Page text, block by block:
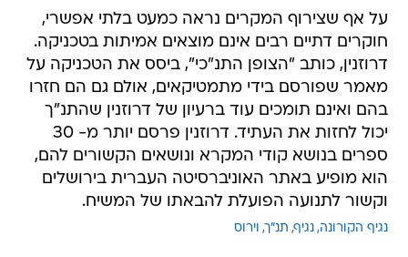
על אף שצירוף המקרים נראה כמעט בלתי אפשרי,
חוקרים דתיים רבים אינם מוצאים אמיתות בטכניקה.
דרוזנין, כותב "הצופן התנ"כי", ביסס את הטכניקה על
מאמר שפורסם בידי מתמטיקאים, אולם גם הם חזרו
בהם ואינם תומכים עוד ברעיון של דרוזנין שהתנ"ך
יכול לחזות את העתיד. דרוזנין פרסם יותר מ- 30
ספרים בנושא קודי המקרא ונושאים הקשורים להם,
הוא מופיע באתר האוניברסיטה העברית בירושלים
וקשור לתנועה הפועלת להבאתו של המשיח.
נגיף הקורונה נגיף תנ"ך וירוס